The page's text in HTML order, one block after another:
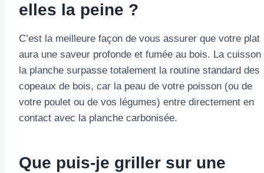
elles la peine ?
C’est la meilleure façon de vous assurer que votre plat
aura une saveur profonde et fumée au bois. La cuisson
la planche surpasse totalement la routine standard des
copeaux de bois, car la peau de votre poisson (ou de
votre poulet ou de vos légumes) entre directement en
contact avec la planche carbonisée.
Que puis-je griller sur une